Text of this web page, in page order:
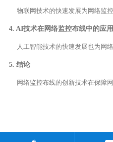
4. AI技术在网络监控布线中的应用
5. 结论